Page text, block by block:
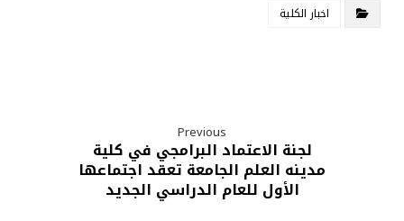
اخبار الكلية
Previous
لجنة الاعتماد البرامجي في كلية
مدينه العلم الجامعة تعقد اجتماعها
الأول للعام الدراسي الجديد